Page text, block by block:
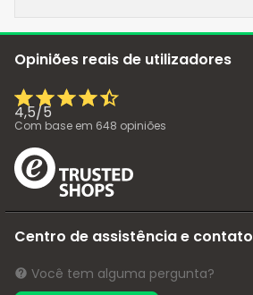
Opiniões reais de utilizadores
4,5/5
Com base em 648 opiniões
Centro de assistência e contato
Você tem alguma pergunta?